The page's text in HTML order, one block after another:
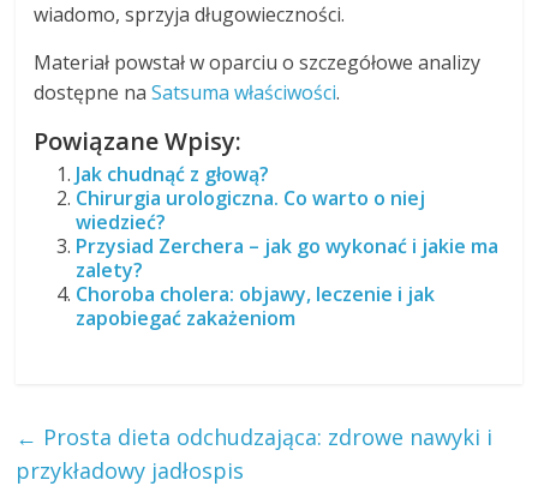
wiadomo, sprzyja długowieczności.
Materiał powstał w oparciu o szczegółowe analizy
dostępne naSatsuma właściwości.
Powiązane Wpisy:
Jak chudnąć z głową?
Chirurgia urologiczna. Co warto o niej
wiedzieć?
Przysiad Zerchera – jak go wykonać i jakie ma
zalety?
Choroba cholera: objawy, leczenie i jak
zapobiegać zakażeniom
← Prosta dieta odchudzająca: zdrowe nawyki i
przykładowy jadłospis